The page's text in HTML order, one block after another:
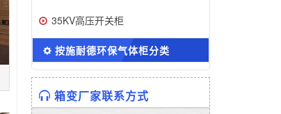
35KV高压开关柜
按施耐德环保气体柜分类
箱变厂家联系方式